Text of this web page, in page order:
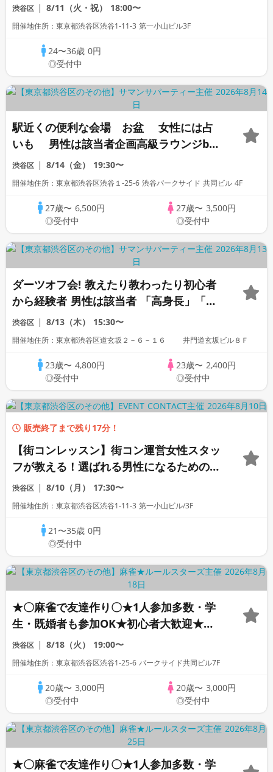
【対面カウンセリング】
渋谷区 8/11（火・祝） 18:00〜
開催地住所：東京都渋谷区渋谷1-11-3 第一小山ビル3F
24〜36歳0円
◎受付中
駅近くの便利な会場 お盆 女性には占
いも 男性は該当者企画高級ラウンジbar
飲み放題オフ会豊富な５０種類以上 「高
身長」「一部上場企業大手企業」「公務
限定」
渋谷区 8/14（金） 19:30〜
開催地住所：東京都渋谷区渋谷１-25-6 渋谷パークサイド 共同ビル 4F
27歳〜 6,500円
◎受付中
27歳〜 3,500円
◎受付中
ダーツオフ会! 教えたり教わったり初心者
から経験者 男性は該当者 「高身長」「家
庭的」「一部上場企業」「大手企業」「公
務員」「警察官」「自衛」「1名参加歓
渋谷区 8/13（木） 15:30〜
開催地住所：東京都渋谷区道玄坂２－６－１６ 井門道玄坂ビル８Ｆ
23歳〜 4,800円
◎受付中
23歳〜 2,400円
◎受付中
販売終了まで残り17分！
【街コンレッスン】街コン運営女性スタッ
フが教える！選ばれる男性になるための実
践練習＃街コン経験者限定
渋谷区 8/10（月） 17:30〜
開催地住所：東京都渋谷区渋谷1-11-3 第一小山ビル/3F
21〜35歳0円
◎受付中
★〇麻雀で友達作り〇★1人参加多数・学
生・既婚者も参加OK★初心者大歓迎★初
心者向けリーグ戦★｜社会人友達作り麻雀
サークル☆ルールスターズ
渋谷区 8/18（火） 19:00〜
開催地住所：東京都渋谷区渋谷1-25-6 パークサイド共同ビル7F
20歳〜 3,000円
◎受付中
20歳〜 3,000円
◎受付中
★〇麻雀で友達作り〇★1人参加多数・学